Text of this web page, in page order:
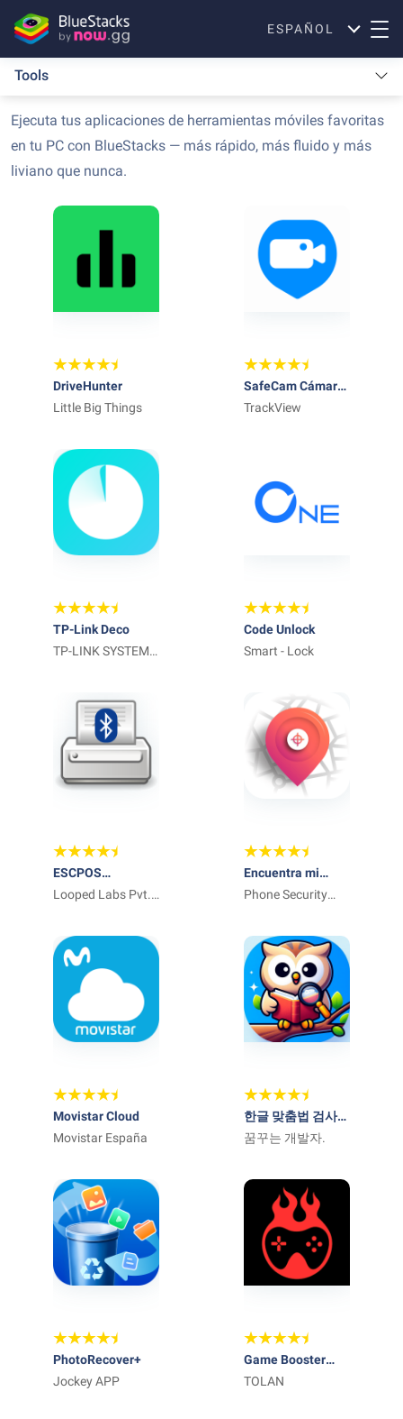
ESPAÑOL
Tools
Ejecuta tus aplicaciones de herramientas móviles favoritas
en tu PC con BlueStacks — más rápido, más fluido y más
liviano que nunca.
DriveHunter
Little Big Things
SafeCam Cámara
de seguridad
TrackView
TP-Link Deco
TP-LINK SYSTEMS
Code Unlock
Smart - Lock
ESCPOS
Bluetooth Print
Looped Labs Pvt.
Encuentra mi
teléfono
Phone Security
Movistar Cloud
Movistar España
한글 맞춤법 검사기
– 맞춤법 검사, 띄
꿈꾸는 개발자.
PhotoRecover+
Jockey APP
Game Booster
Fire GFX- Fix Lag
TOLAN